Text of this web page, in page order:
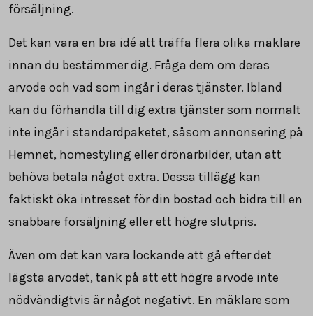
försäljning.
Det kan vara en bra idé att träffa flera olika mäklare
innan du bestämmer dig. Fråga dem om deras
arvode och vad som ingår i deras tjänster. Ibland
kan du förhandla till dig extra tjänster som normalt
inte ingår i standardpaketet, såsom annonsering på
Hemnet, homestyling eller drönarbilder, utan att
behöva betala något extra. Dessa tillägg kan
faktiskt öka intresset för din bostad och bidra till en
snabbare försäljning eller ett högre slutpris.
Även om det kan vara lockande att gå efter det
lägsta arvodet, tänk på att ett högre arvode inte
nödvändigtvis är något negativt. En mäklare som